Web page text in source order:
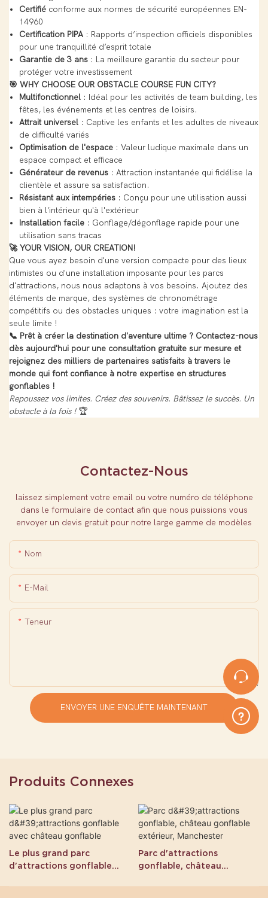
Certifiéconforme aux normes de sécurité européennes EN-
14960
Certification PIPA: Rapports d’inspection officiels disponibles
pour une tranquillité d’esprit totale
Garantie de 3 ans: La meilleure garantie du secteur pour
protéger votre investissement
🎯 WHY CHOOSE OUR OBSTACLE COURSE FUN CITY?
Multifonctionnel: Idéal pour les activités de team building, les
fêtes, les événements et les centres de loisirs.
Attrait universel: Captive les enfants et les adultes de niveaux
de difficulté variés
Optimisation de l'espace: Valeur ludique maximale dans un
espace compact et efficace
Générateur de revenus: Attraction instantanée qui fidélise la
clientèle et assure sa satisfaction.
Résistant aux intempéries: Conçu pour une utilisation aussi
bien à l'intérieur qu'à l'extérieur
Installation facile: Gonflage/dégonflage rapide pour une
utilisation sans tracas
🚀 YOUR VISION, OUR CREATION!
Que vous ayez besoin d'une version compacte pour des lieux
intimistes ou d'une installation imposante pour les parcs
d'attractions, nous nous adaptons à vos besoins. Ajoutez des
éléments de marque, des systèmes de chronométrage
compétitifs ou des obstacles uniques : votre imagination est la
seule limite !
📞 Prêt à créer la destination d'aventure ultime ? Contactez-nous
dès aujourd'hui pour une consultation gratuite sur mesure et
rejoignez des milliers de partenaires satisfaits à travers le
monde qui font confiance à notre expertise en structures
gonflables !
Repoussez vos limites. Créez des souvenirs. Bâtissez le succès. Un
obstacle à la fois !🏆
Contactez-Nous
laissez simplement votre email ou votre numéro de téléphone
dans le formulaire de contact afin que nous puissions vous
envoyer un devis gratuit pour notre large gamme de modèles
Nom
E-Mail
Teneur
ENVOYER UNE ENQUÊTE MAINTENANT
Produits Connexes
Le plus grand parc
d'attractions gonflable
Parc d'attractions
gonflable, château